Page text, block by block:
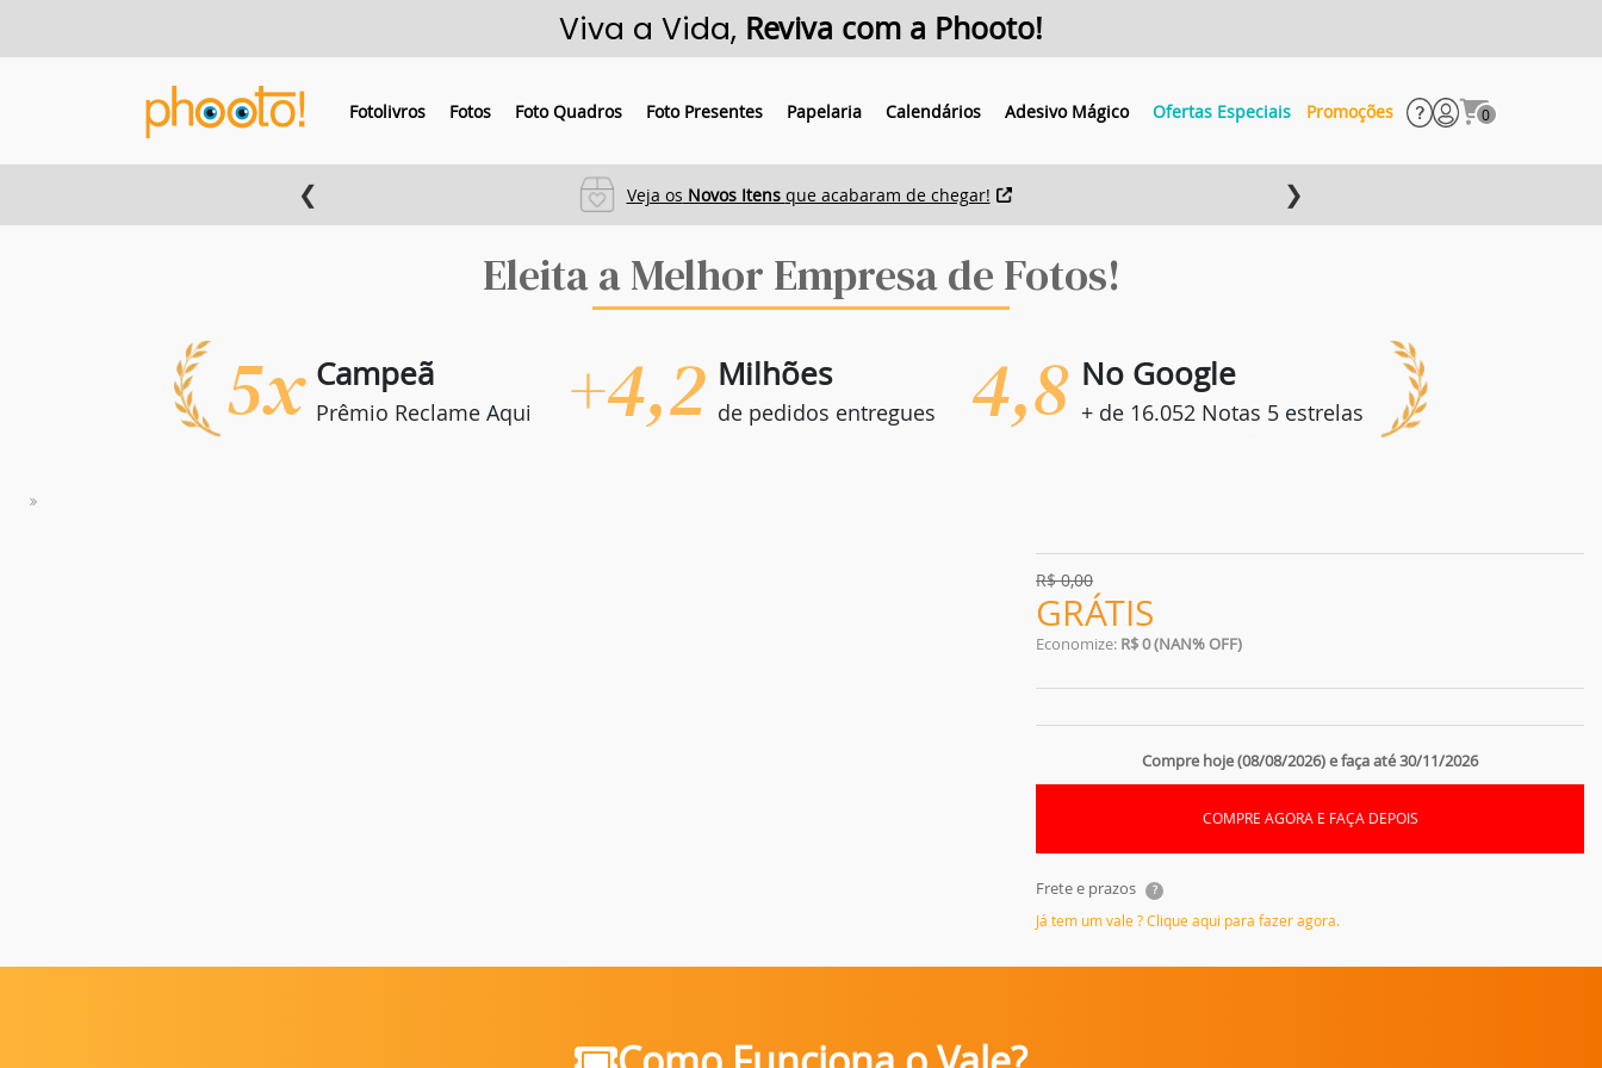
Viva a Vida, Reviva com a Phooto!
Fotolivros Fotos Foto Quadros Foto Presentes Papelaria Calendários Adesivo Mágico Ofertas Especiais Promoções 0
❮ Veja os Novos Itens que acabaram de chegar! ❯
Eleita a Melhor Empresa de Fotos!
5x Campeã
Prêmio Reclame Aqui +4,2 Milhões
de pedidos entregues 4,8 No Google
+ de 16.052 Notas 5 estrelas
R$0,00
GRÁTIS
Economize: R$ 0 (NAN% OFF)
Compre hoje (08/08/2026) e faça até 30/11/2026
COMPRE AGORA E FAÇA DEPOIS
Frete e prazos ?
Já tem um vale ? Clique aqui para fazer agora.